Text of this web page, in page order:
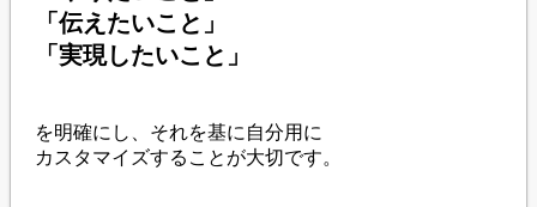
「伝えたいこと」
「実現したいこと」
を明確にし、それを基に自分用に
カスタマイズすることが大切です。